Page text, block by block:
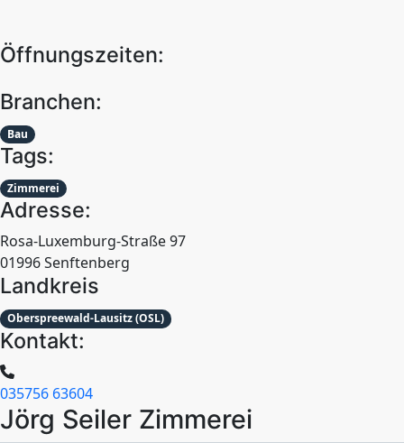
Öffnungszeiten:
Branchen:
Bau
Tags:
Zimmerei
Adresse:
Rosa-Luxemburg-Straße 97
01996 Senftenberg
Landkreis
Oberspreewald-Lausitz (OSL)
Kontakt:
035756 63604
Jörg Seiler Zimmerei